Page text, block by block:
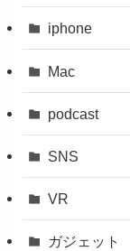
iphone
Mac
podcast
SNS
VR
ガジェット